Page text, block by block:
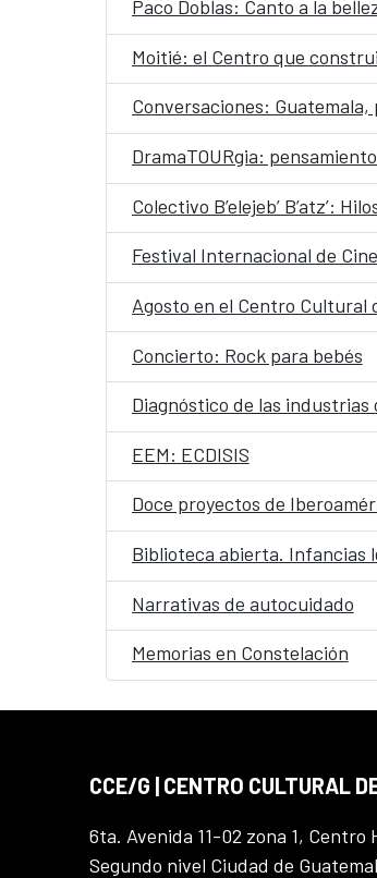
Paco Doblas: Canto a la
Moitié: el Centro que
Conversaciones:
DramaTOURgia:
Colectivo B’elejeb’ B’atz’:
Festival Internacional de
Agosto en el Centro Cultural
Concierto: Rock para bebés
Diagnóstico de las
EEM: ECDISIS
Doce proyectos de
Biblioteca abierta. Infancias
Narrativas de autocuidado
Memorias en Constelación
CCE/G | CENTRO CULTURAL
6ta. Avenida 11-02 zona 1,
Segundo nivel Ciudad de